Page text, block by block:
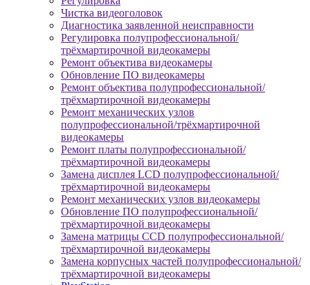
Чистка видеоголовок
Диагностика заявленной неисправности
Регулировка полупрофессиональной/
трёхмартирочной видеокамеры
Ремонт объектива видеокамеры
Обновление ПО видеокамеры
Ремонт объектива полупрофессиональной/
трёхмартирочной видеокамеры
Ремонт механических узлов
полупрофессиональной/трёхмартирочной
видеокамеры
Ремонт платы полупрофессиональной/
трёхмартирочной видеокамеры
Замена дисплея LCD полупрофессиональной/
трёхмартирочной видеокамеры
Ремонт механических узлов видеокамеры
Обновление ПО полупрофессиональной/
трёхмартирочной видеокамеры
Замена матрицы CCD полупрофессиональной/
трёхмартирочной видеокамеры
Замена корпусных частей полупрофессиональной/
трёхмартирочной видеокамеры